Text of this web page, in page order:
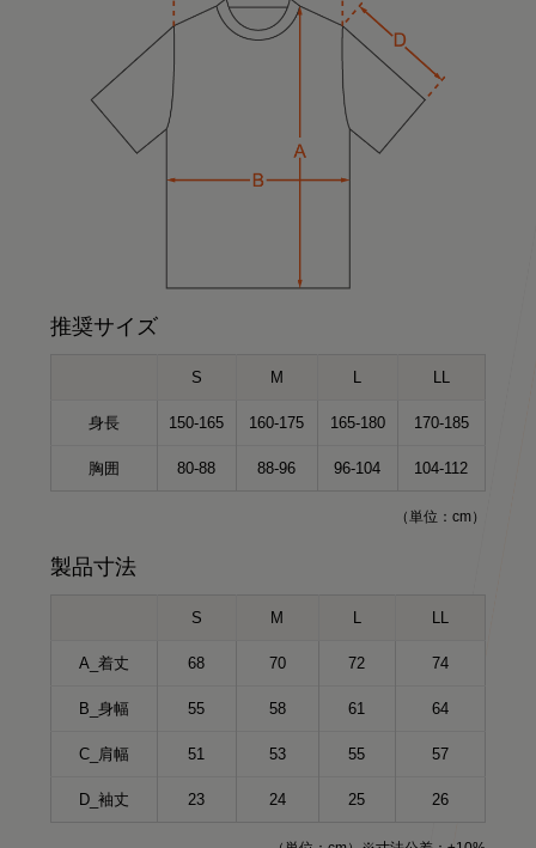
推奨サイズ
S M L LL
身長 150-165 160-175 165-180 170-185
胸囲 80-88 88-96 96-104 104-112
（単位：cm）
製品寸法
S M L LL
A_着丈 68 70 72 74
B_身幅 55 58 61 64
C_肩幅 51 53 55 57
D_袖丈 23 24 25 26
Mサイズ
HARUMI167cm